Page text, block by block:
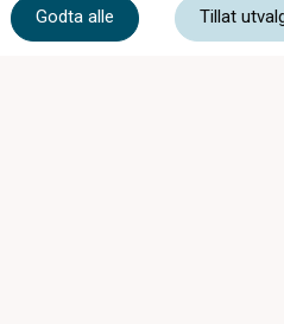
72 84 50 31
Godta alle Tillat